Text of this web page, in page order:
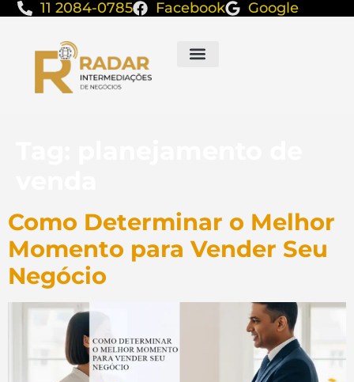
11 2084-0785 Facebook Google
Como Determinar o Melhor
Momento para Vender Seu
Negócio